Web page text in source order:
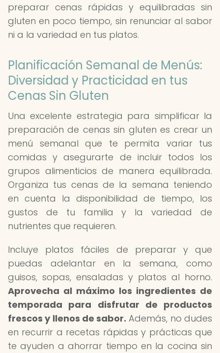
preparar cenas rápidas y equilibradas sin
gluten en poco tiempo, sin renunciar al sabor
ni a la variedad en tus platos.
Planificación Semanal de Menús:
Diversidad y Practicidad en tus
Cenas Sin Gluten
Una excelente estrategia para simplificar la
preparación de cenas sin gluten es crear un
menú semanal que te permita variar tus
comidas y asegurarte de incluir todos los
grupos alimenticios de manera equilibrada.
Organiza tus cenas de la semana teniendo
en cuenta la disponibilidad de tiempo, los
gustos de tu familia y la variedad de
nutrientes que requieren.
Incluye platos fáciles de preparar y que
puedas adelantar en la semana, como
guisos, sopas, ensaladas y platos al horno.
Aprovecha al máximo los ingredientes de
temporada para disfrutar de productos
frescos y llenos de sabor. Además, no dudes
en recurrir a recetas rápidas y prácticas que
te ayuden a ahorrar tiempo en la cocina sin